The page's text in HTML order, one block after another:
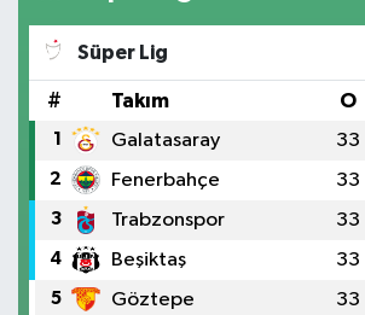
Süper Lig
# Takım O
1 Galatasaray 33
2 Fenerbahçe 33
3 Trabzonspor 33
4 Beşiktaş 33
5 Göztepe 33